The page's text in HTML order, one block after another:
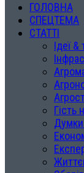
ГОЛОВНА
СПЕЦТЕМА
СТАТТІ
Ідеї
Гість